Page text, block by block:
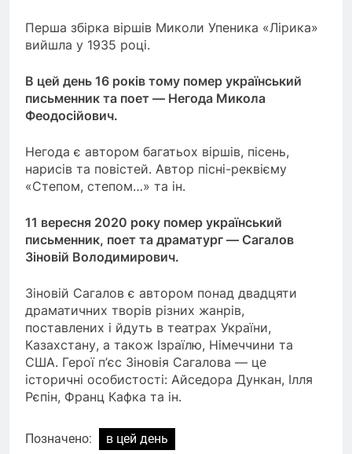
Перша збірка віршів Миколи Упеника «Лірика»
вийшла у 1935 році.
В цей день 16 років тому помер український
письменник та поет — Негода Микола
Феодосійович.
Негода є автором багатьох віршів, пісень,
нарисів та повістей. Автор пісні-реквієму
«Степом, степом…» та ін.
11 вересня 2020 року помер український
письменник, поет та драматург — Сагалов
Зіновій Володимирович.
Зіновій Сагалов є автором понад двадцяти
драматичних творів різних жанрів,
поставлених і йдуть в театрах України,
Казахстану, а також Ізраїлю, Німеччини та
США. Герої п’єс Зіновія Сагалова — це
історичні особистості: Айседора Дункан, Ілля
Рєпін, Франц Кафка та ін.
Позначено: в цей день